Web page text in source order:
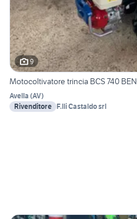
9
Motocoltivatore trincia BCS 740
Avella (AV)
Rivenditore F.lli Castaldo srl